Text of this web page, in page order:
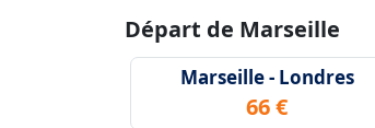
Départ de Marseille
Marseille - Londres
66 €